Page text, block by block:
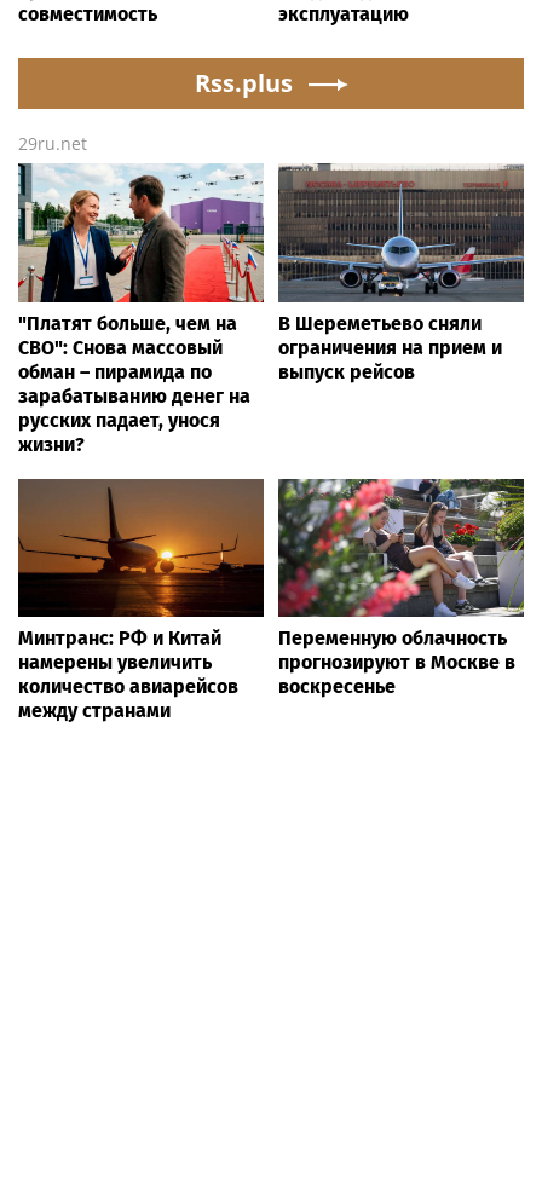
совместимость
эксплуатацию
Rss.plus
29ru.net
"Платят больше, чем на
СВО": Снова массовый
обман – пирамида по
зарабатыванию денег на
русских падает, унося
жизни?
В Шереметьево сняли
ограничения на прием и
выпуск рейсов
Минтранс: РФ и Китай
намерены увеличить
количество авиарейсов
между странами
Переменную облачность
прогнозируют в Москве в
воскресенье